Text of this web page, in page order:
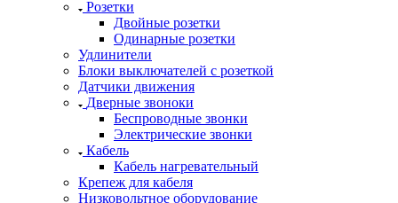
Розетки
Двойные розетки
Одинарные розетки
Удлинители
Блоки выключателей с розеткой
Датчики движения
Дверные звоноки
Беспроводные звонки
Электрические звонки
Кабель
Кабель нагревательный
Крепеж для кабеля
Низковольтное оборудование